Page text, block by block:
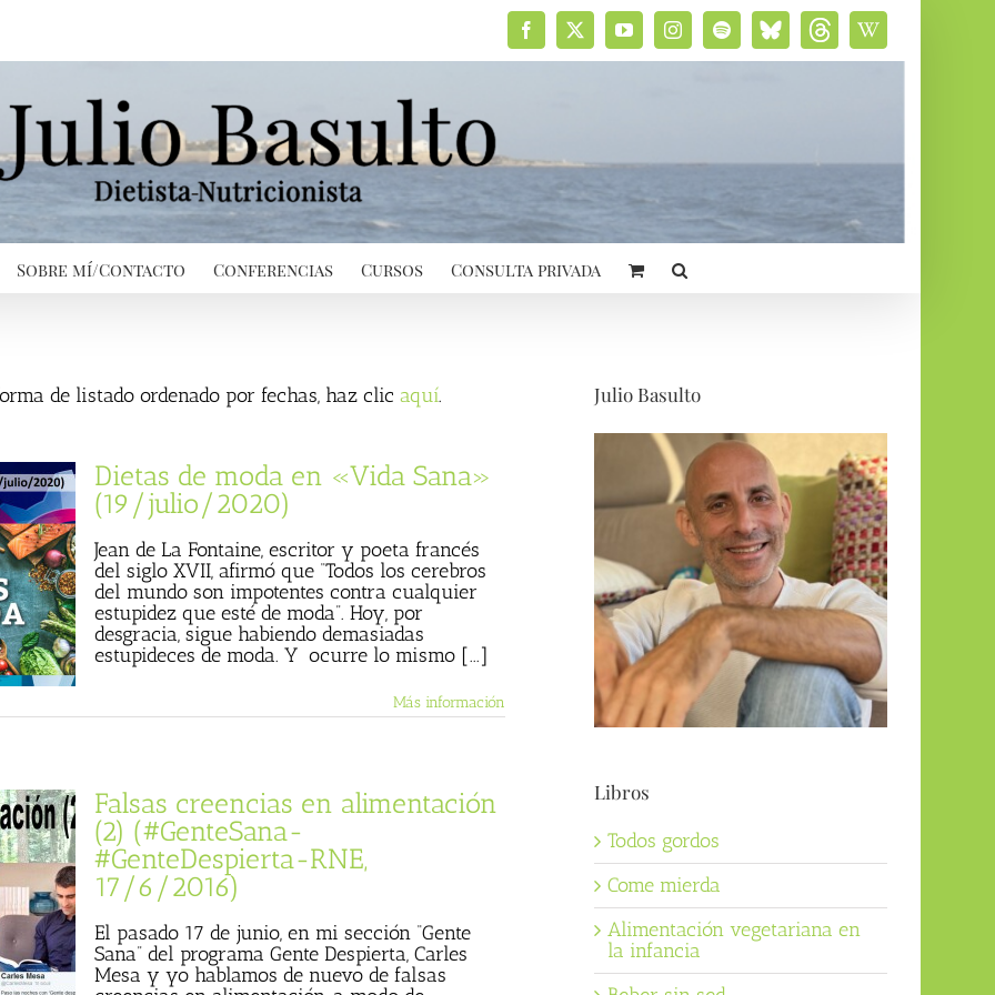
Facebook
X YouTubeInstagramSpotifyBluesky
social
ThreadsWikipedia
Sobre mí/Contacto Conferencias Cursos Consulta privada
de listado ordenado por fechas, haz clic aquí.
Dietas de moda en «Vida Sana»
(19/julio/2020)
Jean de La Fontaine, escritor y poeta francés
del siglo XVII, afirmó que “Todos los cerebros
del mundo son impotentes contra cualquier
estupidez que esté de moda”. Hoy, por
desgracia, sigue habiendo demasiadas
estupideces de moda. Y ocurre lo mismo [...]
Más información
Falsas creencias en alimentación
(2) (#GenteSana-
#GenteDespierta-RNE,
17/6/2016)
El pasado 17 de junio, en mi sección “Gente
Sana” del programa Gente Despierta, Carles
Mesa y yo hablamos de nuevo de falsas
Julio Basulto
Libros
Todos gordos
Come mierda
Alimentación vegetariana en
la infancia